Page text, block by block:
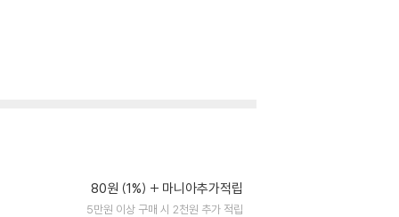
80원 (1%) 마니아추가적립
5만원 이상 구매 시 2천원 추가 적립